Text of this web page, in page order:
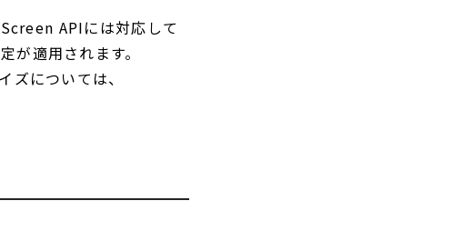
APIには対応して
が適用されます。
については、